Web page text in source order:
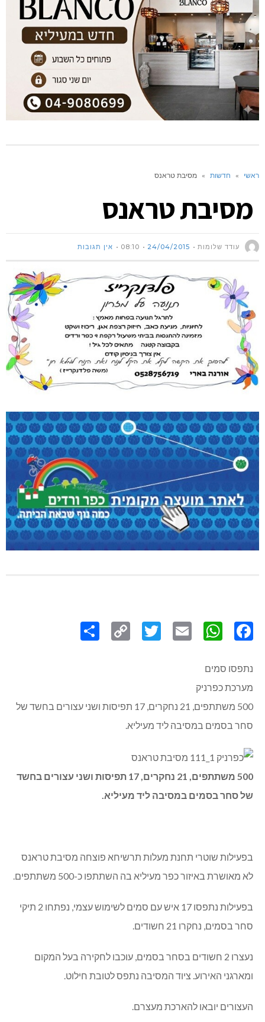
ראשי » חדשות » מסיבת טראנס
מסיבת טראנס
עודד שלומות 24/04/2015
08:10 אין תגובות
Link
נתפסו סמים
מערכת כפרניק
500 משתתפים, 21 נחקרים, 17 תפיסות ושני עצורים בחשד של
סחר בסמים במסיבה ליד מעיליא.
500 משתתפים, 21 נחקרים, 17 תפיסות ושני עצורים בחשד
של סחר בסמים במסיבה ליד מעיליא.
בפעילות שוטרי תחנת מעלות תרשיחא פוצחה מסיבת טראנס
לא מאושרת באיזור כפר מעיליא בה השתתפו כ-500 משתתפים.
בפעילות נתפסו 17 איש עם סמים לשימוש עצמי, נפתחו 2 תיקי
סחר בסמים, נחקרו 21 חשודים.
נעצרו 2 חשודים בסחר בסמים, עוכבו לחקירה בעל המקום
ומארגני האירוע. ציוד המסיבה נתפס לטובת חילוט.
העצורים יובאו להארכת מעצרם.